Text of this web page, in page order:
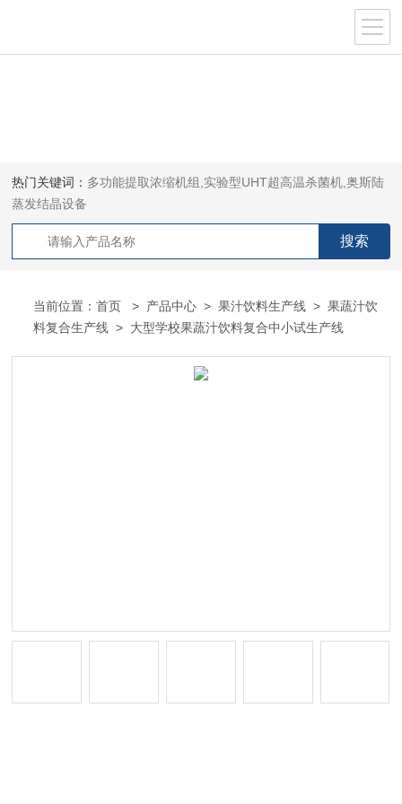
热门关键词： 多功能提取浓缩机组,实验型UHT超高温杀菌机,奥斯陆
蒸发结晶设备
当前位置：首页 > 产品中心 >果汁饮料生产线 >果蔬汁饮
料复合生产线 > 大型学校果蔬汁饮料复合中小试生产线